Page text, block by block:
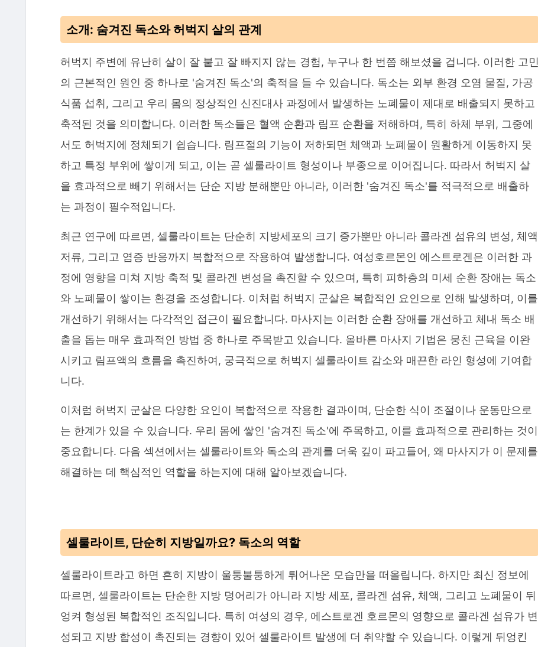
소개: 숨겨진 독소와 허벅지 살의 관계
허벅지 주변에 유난히 살이 잘 붙고 잘 빠지지 않는 경험, 누구나 한 번쯤 해보셨을 겁니다. 이러한 고민
의 근본적인 원인 중 하나로 '숨겨진 독소'의 축적을 들 수 있습니다. 독소는 외부 환경 오염 물질, 가공
식품 섭취, 그리고 우리 몸의 정상적인 신진대사 과정에서 발생하는 노폐물이 제대로 배출되지 못하고
축적된 것을 의미합니다. 이러한 독소들은 혈액 순환과 림프 순환을 저해하며, 특히 하체 부위, 그중에
서도 허벅지에 정체되기 쉽습니다. 림프절의 기능이 저하되면 체액과 노폐물이 원활하게 이동하지 못
하고 특정 부위에 쌓이게 되고, 이는 곧 셀룰라이트 형성이나 부종으로 이어집니다. 따라서 허벅지 살
을 효과적으로 빼기 위해서는 단순 지방 분해뿐만 아니라, 이러한 '숨겨진 독소'를 적극적으로 배출하
는 과정이 필수적입니다.
최근 연구에 따르면, 셀룰라이트는 단순히 지방세포의 크기 증가뿐만 아니라 콜라겐 섬유의 변성, 체액
저류, 그리고 염증 반응까지 복합적으로 작용하여 발생합니다. 여성호르몬인 에스트로겐은 이러한 과
정에 영향을 미쳐 지방 축적 및 콜라겐 변성을 촉진할 수 있으며, 특히 피하층의 미세 순환 장애는 독소
와 노폐물이 쌓이는 환경을 조성합니다. 이처럼 허벅지 군살은 복합적인 요인으로 인해 발생하며, 이를
개선하기 위해서는 다각적인 접근이 필요합니다. 마사지는 이러한 순환 장애를 개선하고 체내 독소 배
출을 돕는 매우 효과적인 방법 중 하나로 주목받고 있습니다. 올바른 마사지 기법은 뭉친 근육을 이완
시키고 림프액의 흐름을 촉진하여, 궁극적으로 허벅지 셀룰라이트 감소와 매끈한 라인 형성에 기여합
니다.
이처럼 허벅지 군살은 다양한 요인이 복합적으로 작용한 결과이며, 단순한 식이 조절이나 운동만으로
는 한계가 있을 수 있습니다. 우리 몸에 쌓인 '숨겨진 독소'에 주목하고, 이를 효과적으로 관리하는 것이
중요합니다. 다음 섹션에서는 셀룰라이트와 독소의 관계를 더욱 깊이 파고들어, 왜 마사지가 이 문제를
해결하는 데 핵심적인 역할을 하는지에 대해 알아보겠습니다.
셀룰라이트, 단순히 지방일까요? 독소의 역할
셀룰라이트라고 하면 흔히 지방이 울퉁불퉁하게 튀어나온 모습만을 떠올립니다. 하지만 최신 정보에
따르면, 셀룰라이트는 단순한 지방 덩어리가 아니라 지방 세포, 콜라겐 섬유, 체액, 그리고 노폐물이 뒤
엉켜 형성된 복합적인 조직입니다. 특히 여성의 경우, 에스트로겐 호르몬의 영향으로 콜라겐 섬유가 변
성되고 지방 합성이 촉진되는 경향이 있어 셀룰라이트 발생에 더 취약할 수 있습니다. 이렇게 뒤엉킨